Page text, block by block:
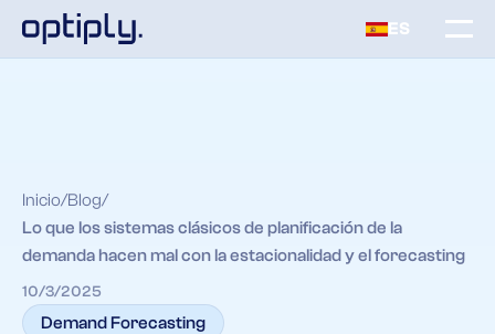
ES
Inicio Blog
Lo que los sistemas clásicos de planificación de la
demanda hacen mal con la estacionalidad y el forecasting
Demand Forecasting
10/3/2025